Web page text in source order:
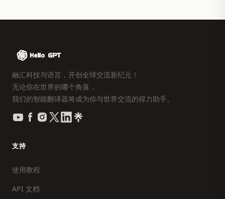
融汇科技与语言，开创全球交流新纪元！
无论你在世界的哪个角落，
我们的智能翻译器将成为你与世界交流的得力助手。
支持
使用教程
API 文档